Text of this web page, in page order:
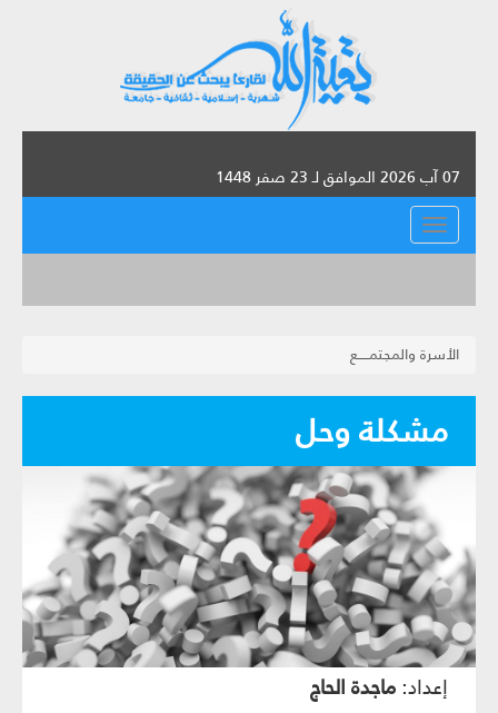
07 آب 2026 الموافق لـ 23 صفر 1448
القائمة
الأسرة والمجتمـــــع
مشكلة وحل‏
إعداد: ماجدة الحاج‏